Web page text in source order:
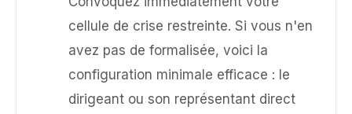
cellule de crise restreinte. Si vous n'en
avez pas de formalisée, voici la
configuration minimale efficace : le
dirigeant ou son représentant direct